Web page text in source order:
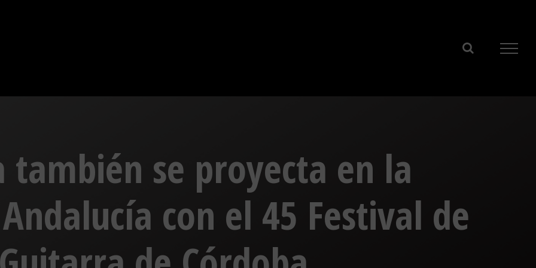
también se proyecta en la
con el 45 Festival de